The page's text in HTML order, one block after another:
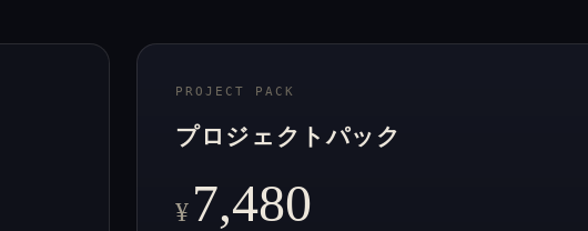
PROJECT PACK
プロジェクトパック
¥ 7,480